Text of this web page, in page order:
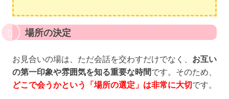
場所の決定
お見合いの場は、ただ会話を交わすだけでなく、 お互い
の第一印象や雰囲気を知る重要な時間です。そのため、
どこで会うかという「場所の選定」は非常に大切です。